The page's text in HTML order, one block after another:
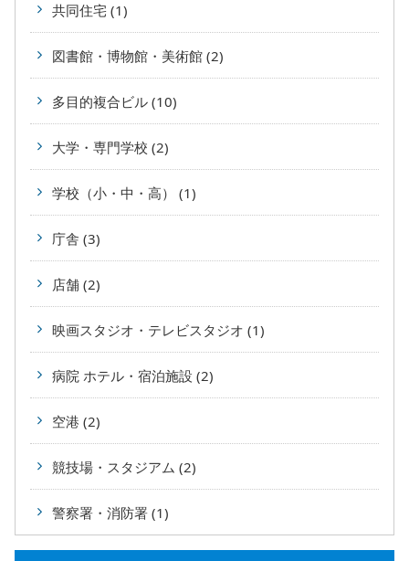
共同住宅 (1)
図書館・博物館・美術館 (2)
多目的複合ビル (10)
大学・専門学校 (2)
学校（小・中・高） (1)
庁舎 (3)
店舗 (2)
映画スタジオ・テレビスタジオ (1)
病院 ホテル・宿泊施設 (2)
空港 (2)
競技場・スタジアム (2)
警察署・消防署 (1)